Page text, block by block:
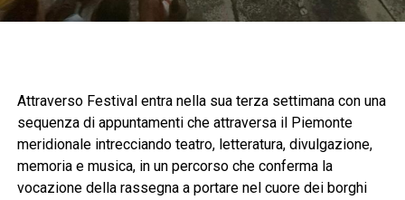
Attraverso Festival entra nella sua terza settimana con una
sequenza di appuntamenti che attraversa il Piemonte
meridionale intrecciando teatro, letteratura, divulgazione,
memoria e musica, in un percorso che conferma la
vocazione della rassegna a portare nel cuore dei borghi